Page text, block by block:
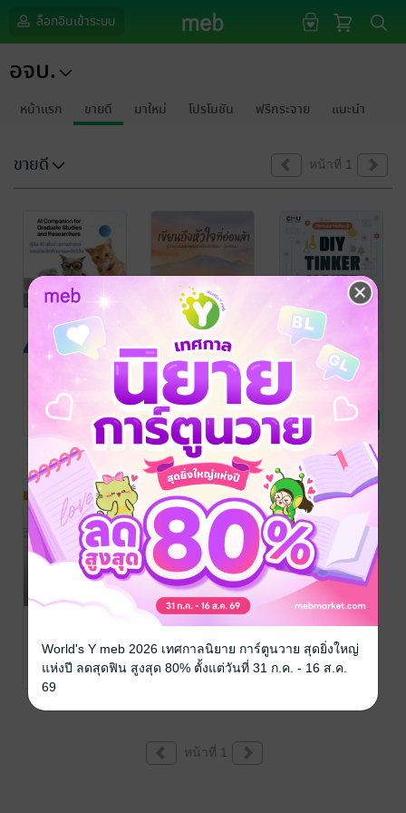
ล็อกอินเข้าระบบ
อจบ.
หน้าแรก ขายดี มาใหม่ โปรโมชัน ฟรีกระจาย แนะนำ
ขายดี หน้าที่ 1
คู่มือ AI เพื่อช่วย
การทำงานของ
บัณฑิตศึกษา
และนักวิจัย (AI
Companion
for Graduate
Studies and
Researcher)
รองศาสตราจารย์
ดร.สุทธิดา จำรัส/
อจบ.
การศึกษา/ตำรา
เรียน
No Rating
เขียนถึงหัวใจที่
อ่อนล้า
สุทธิดา จำรัสและ
นันทกา สุปรียาพร
/
อจบ.
จิตวิทยา
No Rating
กิจกรรมการ
เรียนรู้ DIY
Tinker Maker
ตามแนวสะเต็ม
ศึกษา
สุทธิดา จำรัส/ อจบ.
การศึกษา/ตำรา
เรียน
No Rating
กับเทคโนโลยี
สุทธิดา จำรัส/ อจบ.
วิทยาศาสตร์และ
เทคโนโลยี
หน้าที่ 1
World's Y meb 2026 เทศกาลนิยาย การ์ตูนวาย สุดยิ่งใหญ่
แห่งปี ลดสุดฟิน สูงสุด 80% ตั้งแต่วันที่ 31 ก.ค. - 16 ส.ค.
69